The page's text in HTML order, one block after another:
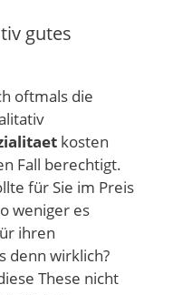
gutes
oftmals die
kosten
Fall berechtigt.
für Sie im Preis
weniger es
ihren
denn wirklich?
These nicht